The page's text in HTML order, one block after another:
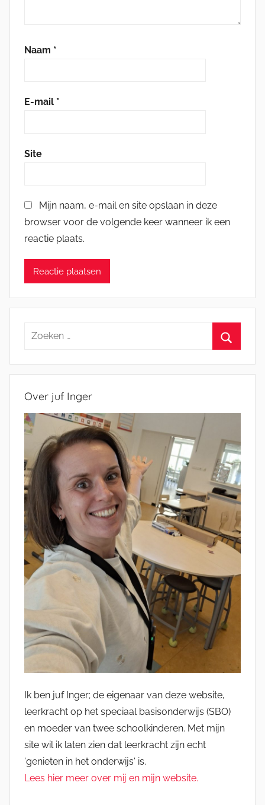
Naam *
E-mail *
Site
Mijn naam, e-mail en site opslaan in deze
browser voor de volgende keer wanneer ik een
reactie plaats.
Zoeken
Over juf Inger
Ik ben juf Inger; de eigenaar van deze website,
leerkracht op het speciaal basisonderwijs (SBO)
en moeder van twee schoolkinderen. Met mijn
site wil ik laten zien dat leerkracht zijn echt
'genieten in het onderwijs' is.
Lees hier meer over mij en mijn website.